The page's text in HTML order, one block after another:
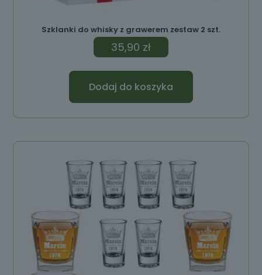
Szklanki do whisky z grawerem zestaw 2 szt.
35,90 zł
Dodaj do koszyka